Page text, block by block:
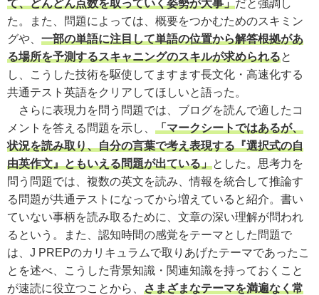
て、どんどん点数を取っていく姿勢が大事」だと強調し
た。また、問題によっては、概要をつかむためのスキミン
グや、 一部の単語に注目して単語の位置から解答根拠があ
る場所を予測するスキャニングのスキルが求められると
し、こうした技術を駆使してますます長文化・高速化する
共通テスト英語をクリアしてほしいと語った。
さらに表現力を問う問題では、ブログを読んで適したコ
メントを答える問題を示し、 「マークシートではあるが、
状況を読み取り、自分の言葉で考え表現する『選択式の自
由英作文』ともいえる問題が出ている」とした。思考力を
問う問題では、複数の英文を読み、情報を統合して推論す
る問題が共通テストになってから増えていると紹介。書い
ていない事柄を読み取るために、文章の深い理解が問われ
るという。また、認知時間の感覚をテーマとした問題で
は、J PREPのカリキュラムで取りあげたテーマであったこ
とを述べ、こうした背景知識・関連知識を持っておくこと
が速読に役立つことから、 さまざまなテーマを満遍なく常